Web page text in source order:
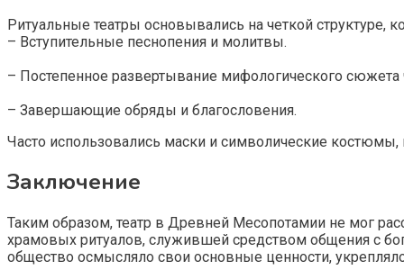
Ритуальные театры основывались на четкой структуре,
– Вступительные песнопения и молитвы.
– Постепенное развертывание мифологического сюжета
– Завершающие обряды и благословения.
Часто использовались маски и символические
Заключение
Таким образом, театр в Древней Месопотамии не мог
храмовых ритуалов, служившей средством общения с
общество осмысляло свои основные ценности,